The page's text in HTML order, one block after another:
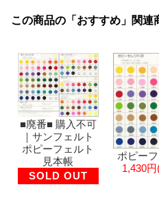
この商品の「おすすめ」関連
■廃番■ 購入不可
｜サンフェルト
ポピーフェルト
見本帳
SOLD OUT
ポピー
1,430